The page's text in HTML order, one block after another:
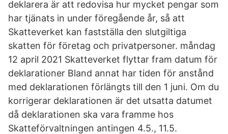
deklarera är att redovisa hur mycket pengar som
har tjänats in under föregående år, så att
Skatteverket kan fastställa den slutgiltiga
skatten för företag och privatpersoner. måndag
12 april 2021 Skatteverket flyttar fram datum för
deklarationer Bland annat har tiden för anstånd
med deklarationen förlängts till den 1 juni. Om du
korrigerar deklarationen är det utsatta datumet
då deklarationen ska vara framme hos
Skatteförvaltningen antingen 4.5., 11.5.